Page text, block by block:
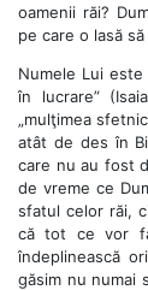
oamenii răi?
pe care o lasă
Numele Lui
în lucrare”
„mulţimea
atât de des în
care nu au fost
de vreme ce
sfatul celor răi,
că tot ce vor
îndeplinească
găsim nu numai